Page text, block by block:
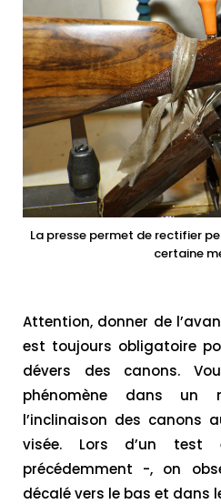
La presse permet de rectifier
certaine
Attention, donner de
est toujours obligatoire
dévers des canons.
phénomène dans un
l’inclinaison des canons
visée. Lors d’un
précédemment -, on
décalé vers le bas et dans